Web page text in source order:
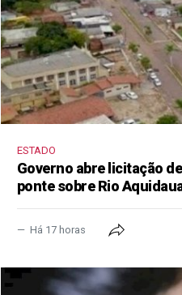
ESTADO
Governo abre licitação
ponte sobre Rio
Há 17 horas